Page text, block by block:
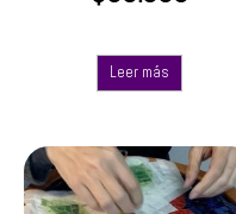
Leer más